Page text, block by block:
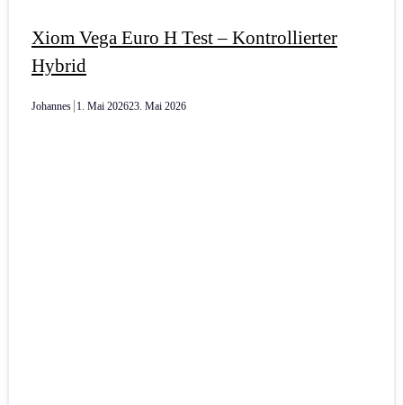
Xiom Vega Euro H Test – Kontrollierter
Hybrid
Johannes 1. Mai 202623. Mai 2026